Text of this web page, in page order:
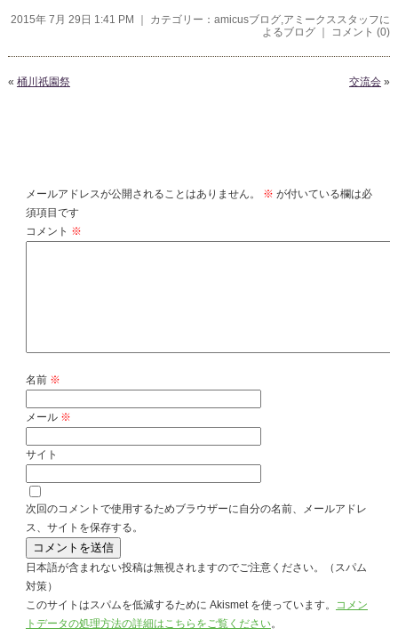
2015年 7月 29日 1:41 PM ｜ カテゴリー：amicusブログ,アミークススタッフに
よるブログ
コメント (0)
« 桶川祇園祭 交流会 »
メールアドレスが公開されることはありません。 ※ が付いている欄は必
須項目です
コメント ※
名前 ※
メール ※
サイト
次回のコメントで使用するためブラウザーに自分の名前、メールアドレ
ス、サイトを保存する。
日本語が含まれない投稿は無視されますのでご注意ください。（スパム
対策）
このサイトはスパムを低減するために Akismet を使っています。 コメン
トデータの処理方法の詳細はこちらをご覧ください。